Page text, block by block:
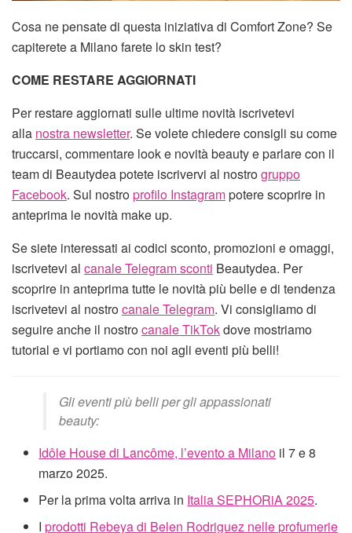
Cosa ne pensate di questa iniziativa di Comfort Zone? Se
capiterete a Milano farete lo skin test?
COME RESTARE AGGIORNATI
Per restare aggiornati sulle ultime novità iscrivetevi
alla nostra newsletter. Se volete chiedere consigli su come
truccarsi, commentare look e novità beauty e parlare con il
team di Beautydea potete iscrivervi al nostrogruppo
Facebook. Sul nostroprofilo Instagrampotere scoprire in
anteprima le novità make up.
Se siete interessati ai codici sconto, promozioni e omaggi,
iscrivetevi al canale Telegram sconti Beautydea. Per
scoprire in anteprima tutte le novità più belle e di tendenza
iscrivetevi al nostrocanale Telegram. Vi consigliamo di
seguire anche il nostrocanale TikTokdove mostriamo
tutorial e vi portiamo con noi agli eventi più belli!
Gli eventi più belli per gli appassionati
beauty:
Idôle House di Lancôme, l’evento a Milano il 7 e 8
marzo 2025.
Per la prima volta arriva in Italia SEPHORiA 2025.
Iprodotti Rebeya di Belen Rodriguez nelle profumerie